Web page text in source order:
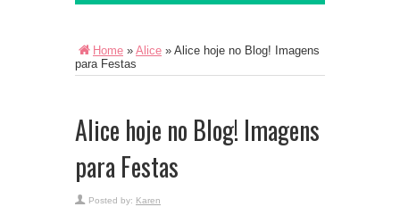
Home » Alice » Alice hoje no Blog! Imagens
para Festas
Alice hoje no Blog! Imagens
para Festas
Posted by: Karen